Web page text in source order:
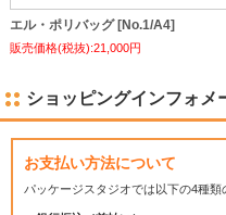
エル・ポリバッグ [No.1/A4]
販売価格(税抜):21,000円
ショッピングインフォメ
お支払い方法について
パッケージスタジオでは以下の4種類